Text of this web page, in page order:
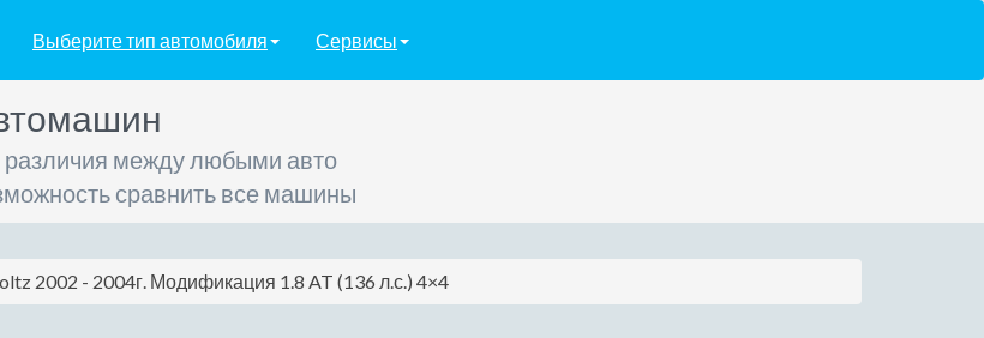
Выберите тип автомобиля Сервисы
между любыми авто
сравнить все машины
2002 - 2004г. Модификация 1.8 AT (136 л.с.) 4×4